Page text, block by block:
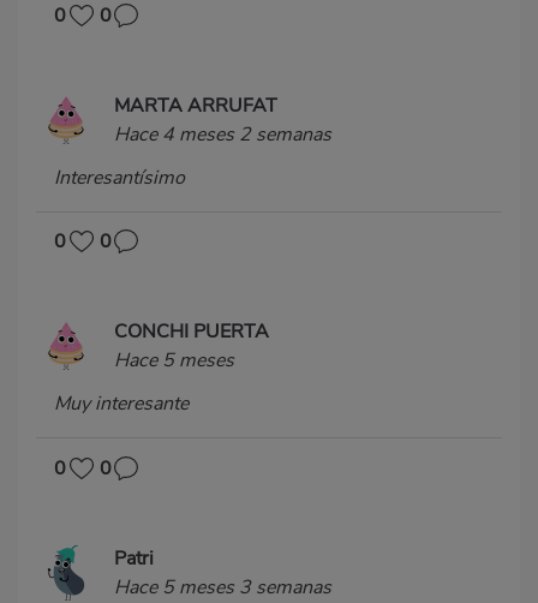
0 0
MARTA ARRUFAT
Hace 4 meses 2 semanas
Interesantísimo
0 0
CONCHI PUERTA
Hace 5 meses
Muy interesante
0 0
Patri
Hace 5 meses 3 semanas